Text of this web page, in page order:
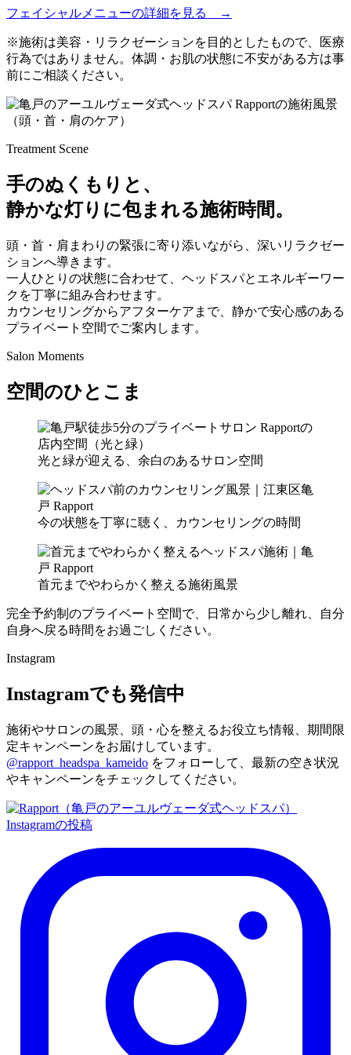
フェイシャルメニューの詳細を見る →
※施術は美容・リラクゼーションを目的としたもので、医療
行為ではありません。体調・お肌の状態に不安がある方は事
前にご相談ください。
Treatment Scene
手のぬくもりと、
静かな灯りに包まれる施術時間。
頭・首・肩まわりの緊張に寄り添いながら、深いリラクゼー
ションへ導きます。
一人ひとりの状態に合わせて、ヘッドスパとエネルギーワー
クを丁寧に組み合わせます。
カウンセリングからアフターケアまで、静かで安心感のある
プライベート空間でご案内します。
Salon Moments
空間のひとこま
光と緑が迎える、余白のあるサロン空間
今の状態を丁寧に聴く、カウンセリングの時間
首元までやわらかく整える施術風景
完全予約制のプライベート空間で、日常から少し離れ、自分
自身へ戻る時間をお過ごしください。
Instagram
Instagramでも発信中
施術やサロンの風景、頭・心を整えるお役立ち情報、期間限
定キャンペーンをお届けしています。
@rapport_headspa_kameido をフォローして、最新の空き状況
やキャンペーンをチェックしてください。